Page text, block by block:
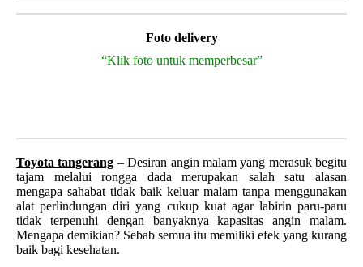
Foto delivery
“Klik foto untuk memperbesar”
Toyota tangerang – Desiran angin malam yang merasuk begitu
tajam melalui rongga dada merupakan salah satu alasan
mengapa sahabat tidak baik keluar malam tanpa menggunakan
alat perlindungan diri yang cukup kuat agar labirin paru-paru
tidak terpenuhi dengan banyaknya kapasitas angin malam.
Mengapa demikian? Sebab semua itu memiliki efek yang kurang
baik bagi kesehatan.